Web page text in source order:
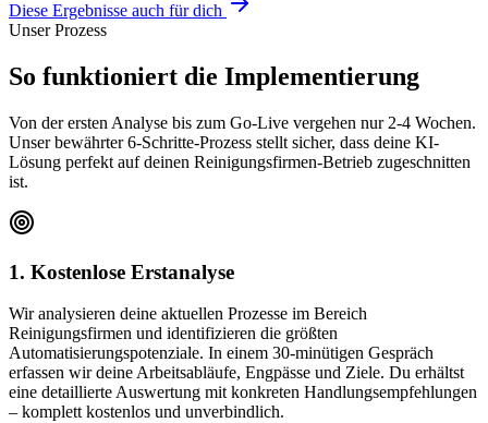
Diese Ergebnisse auch für dich
Unser Prozess
So funktioniert die Implementierung
Von der ersten Analyse bis zum Go-Live vergehen nur 2-4 Wochen.
Unser bewährter 6-Schritte-Prozess stellt sicher, dass deine KI-
Lösung perfekt auf deinen Reinigungsfirmen-Betrieb zugeschnitten
ist.
1. Kostenlose Erstanalyse
Wir analysieren deine aktuellen Prozesse im Bereich
Reinigungsfirmen und identifizieren die größten
Automatisierungspotenziale. In einem 30-minütigen Gespräch
erfassen wir deine Arbeitsabläufe, Engpässe und Ziele. Du erhältst
eine detaillierte Auswertung mit konkreten Handlungsempfehlungen
– komplett kostenlos und unverbindlich.